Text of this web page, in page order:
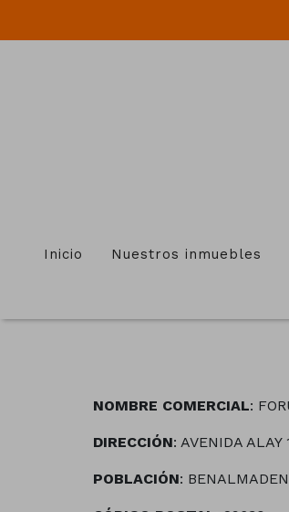
Inicio Nuestros inmuebles
NOMBRE COMERCIAL:
DIRECCIÓN: AVENIDA ALAY
POBLACIÓN: